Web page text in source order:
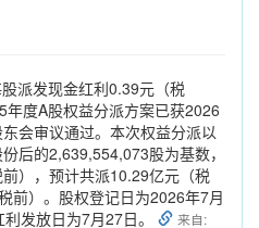
派发现金红利0.39元（税
度A股权益分派方案已获2026
会审议通过。本次权益分派以
后的2,639,554,073股为基数，
），预计共派10.29亿元（税
前）。股权登记日为2026年7月
发放日为7月27日。
来自: